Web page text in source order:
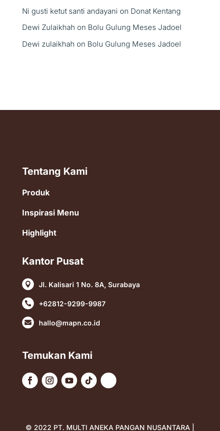
Ni gusti ketut santi andayani on Donat Kentang
Dewi Zulaikhah on Bolu Gulung Meses Jadoel
Dewi zulaikhah on Bolu Gulung Meses Jadoel
Tentang Kami
Produk
Inspirasi Menu
Highlight
Kantor Pusat
 Jl. Kalisari 1 No. 8A, Surabaya
 +62812-9299-9987
 hallo@mapn.co.id
Temukan Kami
© 2022 PT. MULTI ANEKA PANGAN NUSANTARA |